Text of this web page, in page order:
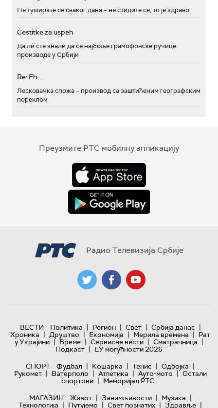
Не туширате се сваког дана – не стидите се, то је здраво
Cestitke za uspeh
Да ли сте знали да се најбоље грамофонске ручице
производе у Србији
Re: Eh...
Лесковачка спржа – производ са заштићеним географским
пореклом
Преузмите РТС мобилну апликацију
Радио Телевизија Србије
ВЕСТИ Политика | Регион | Свет | Србија данас |
Хроника | Друштво | Економија | Мерила времена | Рат
у Украјини | Време | Сервисне вести | Сматрачница |
Подкаст | ЕУ могућности 2026
СПОРТ
Фудбал | Кошарка | Тенис | Одбојка |
Рукомет | Ватерполо | Атлетика | Ауто-мото | Остали
спортови | Меморијал РТС
МАГАЗИН
Живот | Занимљивости | Музика |
Технологијa | Путујемо | Свет познатих | Здравље |